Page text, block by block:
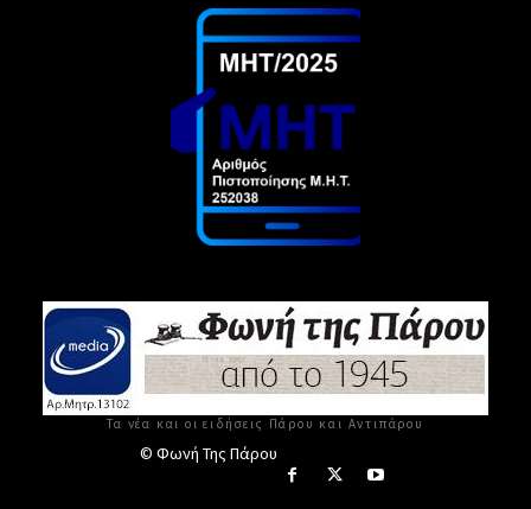
Τα νέα και οι ειδήσεις Πάρου και Αντιπάρου
© Φωνή Της Πάρου